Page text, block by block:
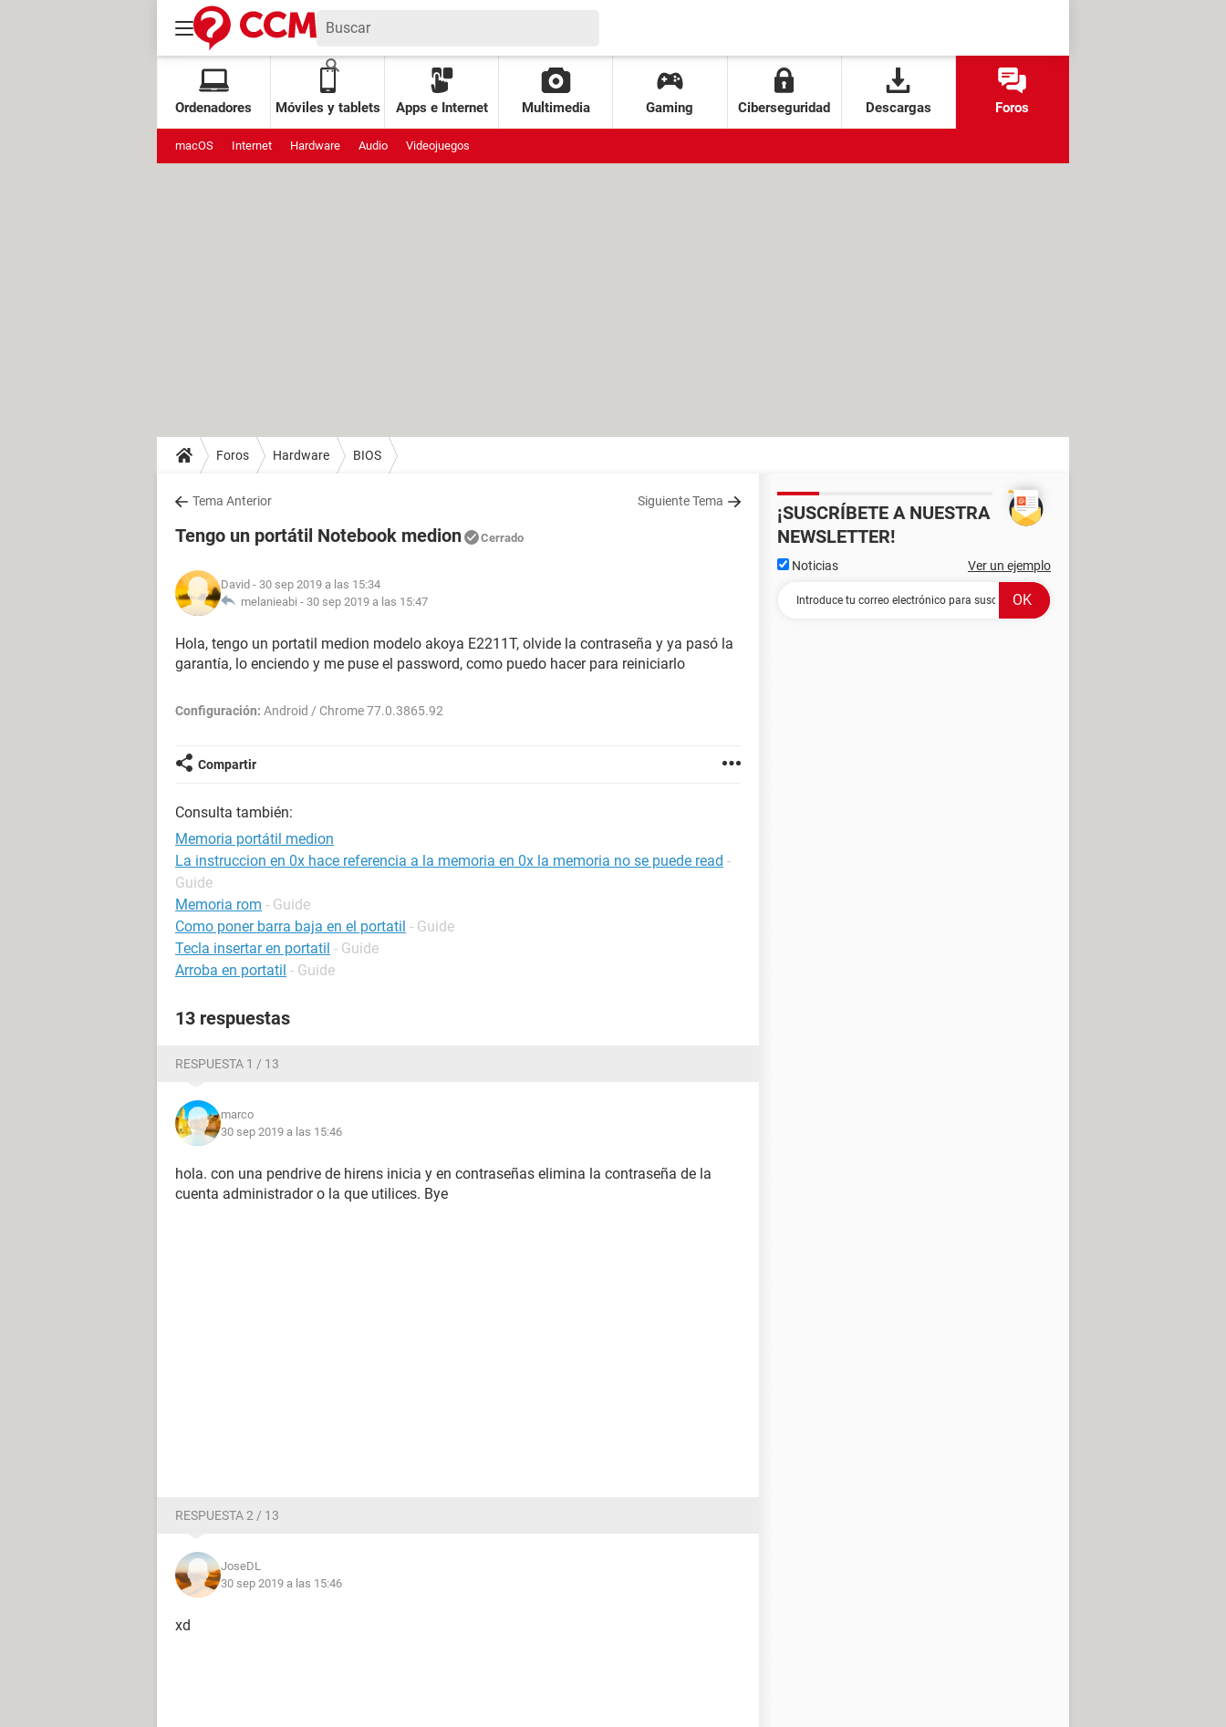
Ordenadores Móviles y tablets Apps e Internet Multimedia Gaming Ciberseguridad Descargas Foros
macOS Internet Hardware Audio Videojuegos
Foros Hardware BIOS
Tema Anterior Siguiente Tema
Tengo un portátil Notebook medion Cerrado
David - 30 sep 2019 a las 15:34
melanieabi - 30 sep 2019 a las 15:47
Hola, tengo un portatil medion modelo akoya E2211T, olvide la contraseña y ya pasó la
garantía, lo enciendo y me puse el password, como puedo hacer para reiniciarlo
Configuración: Android / Chrome 77.0.3865.92
Compartir
Consulta también:
Memoria portátil medion
La instruccion en 0x hace referencia a la memoria en 0x la memoria no se puede read -
Guide
Memoria rom - Guide
Como poner barra baja en el portatil - Guide
Tecla insertar en portatil - Guide
Arroba en portatil - Guide
13 respuestas
RESPUESTA 1 / 13
marco
30 sep 2019 a las 15:46
hola. con una pendrive de hirens inicia y en contraseñas elimina la contraseña de la
cuenta administrador o la que utilices. Bye
RESPUESTA 2 / 13
JoseDL
30 sep 2019 a las 15:46
xd
¡SUSCRÍBETE A NUESTRA
NEWSLETTER!
Noticias Ver un ejemplo